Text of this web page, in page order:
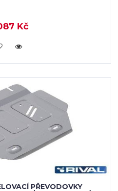
Kč
PŘEVODOVKY